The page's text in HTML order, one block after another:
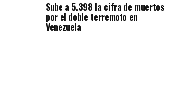
Sube a 5.398 la cifra de muertos
por el doble terremoto en
Venezuela